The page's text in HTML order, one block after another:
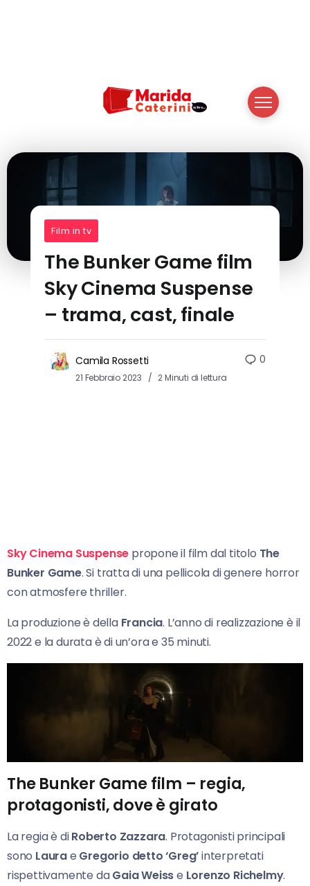
Film in tv
The Bunker Game film
Sky Cinema Suspense
– trama, cast, finale
Camila Rossetti
21 Febbraio 2023 2 Minuti di lettura
0
Sky Cinema Suspense propone il film dal titolo The
Bunker Game. Si tratta di una pellicola di genere horror
con atmosfere thriller.
La produzione è della Francia. L’anno di realizzazione è il
2022 e la durata è di un’ora e 35 minuti.
The Bunker Game film – regia,
protagonisti, dove è girato
La regia è diRoberto Zazzara. Protagonisti principali
sono Laurae Gregorio detto ‘Greg’interpretati
rispettivamente daGaia Weisse Lorenzo Richelmy.